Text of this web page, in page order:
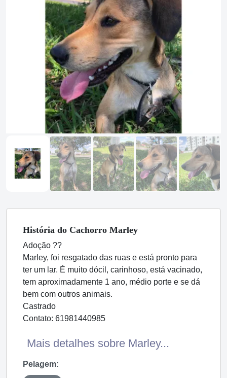
Previous
História do Cachorro Marley
Adoção ??
Marley, foi resgatado das ruas e está pronto para
ter um lar. É muito dócil, carinhoso, está vacinado,
tem aproximadamente 1 ano, médio porte e se dá
bem com outros animais.
Castrado
Contato: 61981440985
Mais detalhes sobre Marley...
Pelagem: